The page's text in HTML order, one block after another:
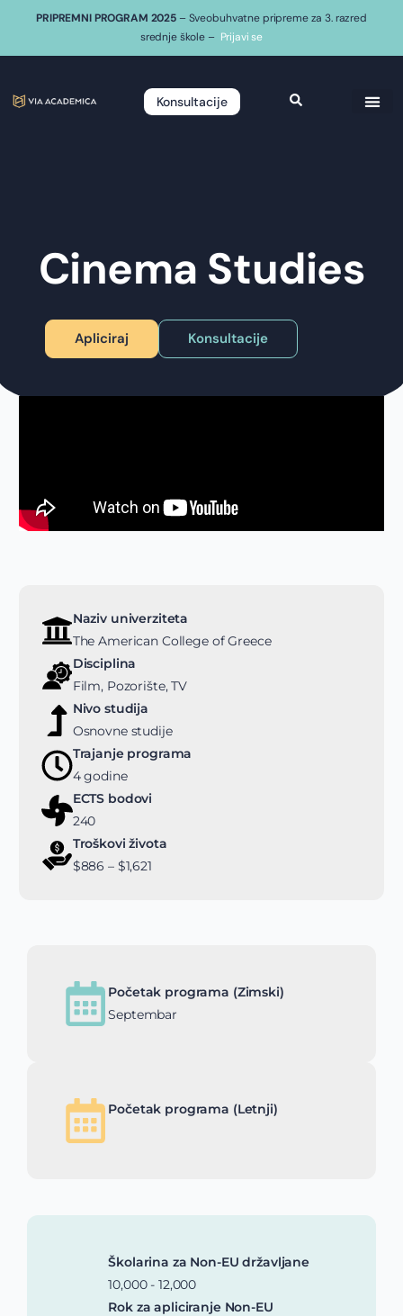
PRIPREMNI PROGRAM 2025 – Sveobuhvatne pripreme za 3. razred
srednje škole – Prijavi se
Konsultacije
Cinema Studies
Apliciraj Konsultacije
Naziv univerziteta
The American College of Greece
Disciplina
Film, Pozorište, TV
Nivo studija
Osnovne studije
Trajanje programa
4 godine
ECTS bodovi
240
Troškovi života
$886 – $1,621
Početak programa (Zimski)
Septembar
Početak programa (Letnji)
Školarina za Non-EU državljane
10,000 - 12,000
Rok za apliciranje Non-EU